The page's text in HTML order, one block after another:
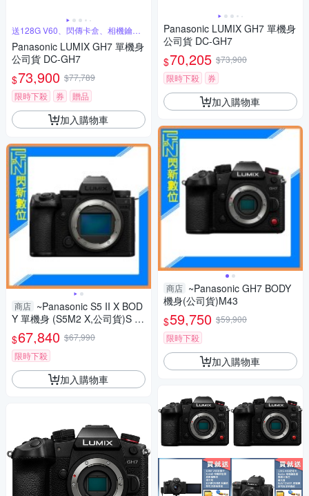
送128G V60、閃傳卡盒、相機鑰匙
圈
Panasonic LUMIX GH7 單機身
公司貨 DC-GH7
$73,900 $77,789
限時下殺
券 贈品
加入購物車
商店 ~Panasonic S5 II X BOD
Y 單機身 (S5M2 X,公司貨)S 5II
$67,840 $67,990
限時下殺
加入購物車
Panasonic LUMIX GH7 單機身
公司貨 DC-GH7
$70,205 $73,900
限時下殺
券
加入購物車
商店 ~Panasonic GH7 BODY
機身(公司貨)M43
$59,750 $59,900
限時下殺
加入購物車